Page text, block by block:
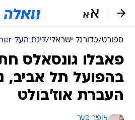
ספורט/כדורגל ישראלי/ליגת העל Winner
פאבלו גונסאלס
בהפועל תל אביב,
העברת אוז'בולט
אופיר סער